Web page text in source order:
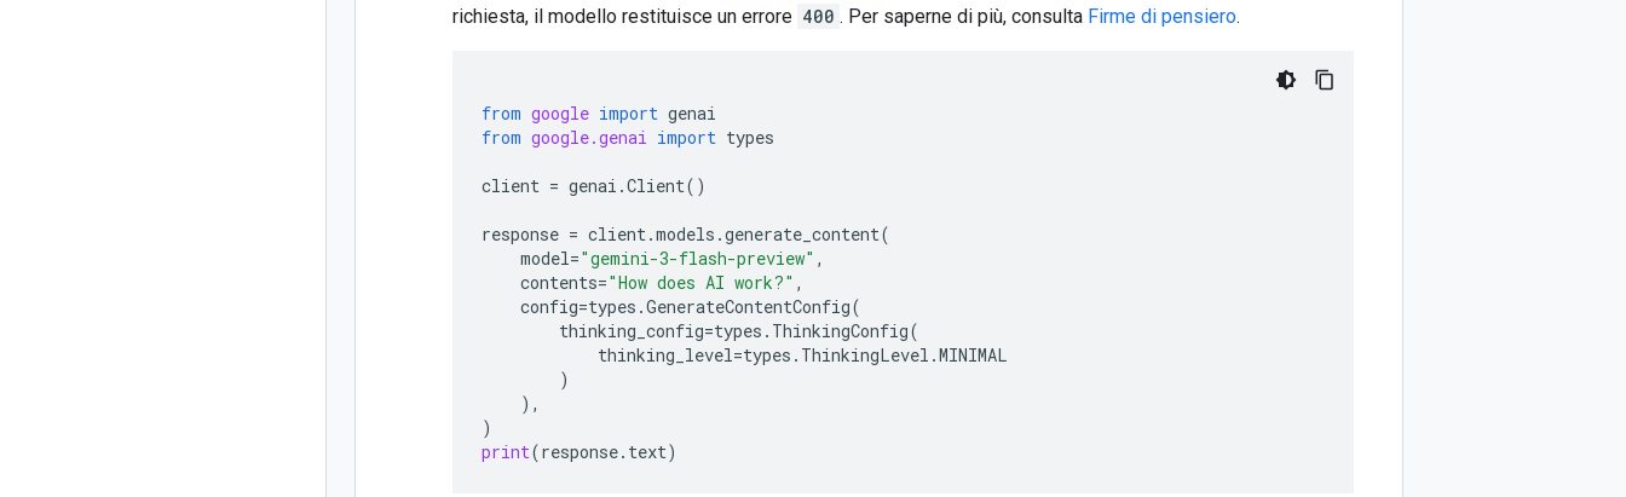
richiesta, il modello restituisce un errore 400 . Per saperne di più, consulta Firme di pensiero.
from google import genai
from google.genai import types
client = genai .Client()
response = client.models .generate_content(
model="gemini-3-flash-preview" ,
contents="How does AI work?" ,
config=types .GenerateContentConfig(
thinking_config=types . ThinkingConfig(
thinking_level=types . ThinkingLevel .MINIMAL
)
),
)
print(response. text)